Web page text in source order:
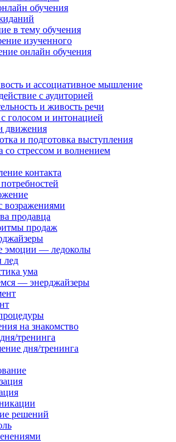
обучения
в тему обучения
изученного
онлайн обучения
и ассоциативное мышление
с аудиторией
и живость речи
голосом и интонацией
движения
и подготовка выступления
со стрессом и волнением
контакта
возражениями
продавца
продаж
эмоции — ледоколы
лед
ума
— энерджайзеры
на знакомство
тренинга
дня/тренинга
решений